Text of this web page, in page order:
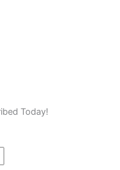
Today!